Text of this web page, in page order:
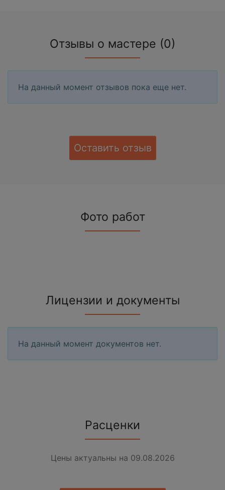
Отзывы о мастере (0)
На данный момент отзывов пока еще нет.
Оставить отзыв
Фото работ
Лицензии и документы
На данный момент документов нет.
Расценки
Цены актуальны на 09.08.2026